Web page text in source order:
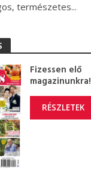
természetes...
Fizessen elő
magazinunkra!
RÉSZLETEK